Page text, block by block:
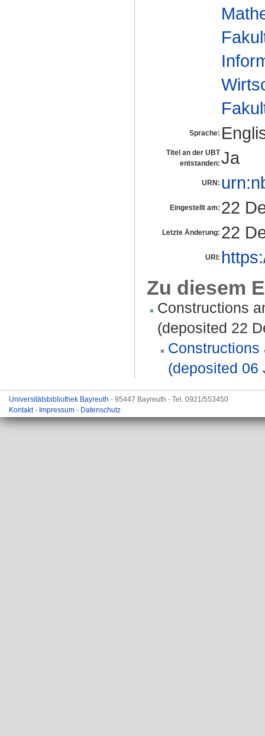
Sprache:
Titel an der UBT
entstanden: Ja
URN:
Eingestellt am: 22
Letzte Änderung: 22
URI:
Zu diesem
Constructions
(deposited 22
(deposited 06
Universitätsbibliothek Bayreuth - 95447 Bayreuth - Tel. 0921/553450
Kontakt- Impressum - Datenschutz